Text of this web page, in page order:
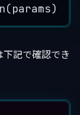
params)
下記で確認でき